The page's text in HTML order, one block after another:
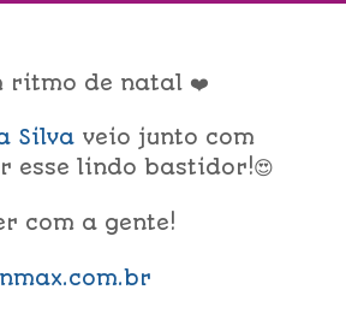
ritmo de natal ❤️
Silva veio junto com
esse lindo bastidor!😍
com a gente!